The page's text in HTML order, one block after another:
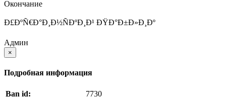
Окончание
Ð£ÐºÑ€Ð°Ð¸Ð½ÑÐºÐ¸Ð¹ ÐŸÐ°Ð±Ð»Ð¸Ðº
Админ
×
Подробная информация
Ban id:
7730